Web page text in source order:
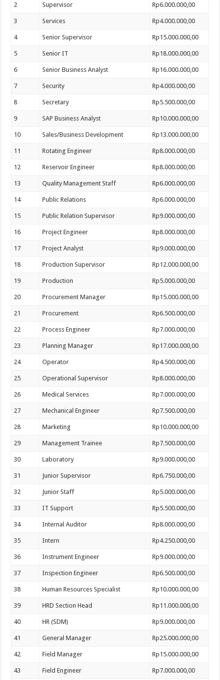
2 Supervisor Rp6.000.000,00
3 Services Rp4.000.000,00
4 Senior Supervisor Rp15.000.000,00
5 Senior IT Rp18.000.000,00
6 Senior Business Analyst Rp16.000.000,00
7 Security Rp4.000.000,00
8 Secretary Rp5.500.000,00
9 SAP Business Analyst Rp10.000.000,00
10 Sales/Business Development Rp13.000.000,00
11 Rotating Engineer Rp8.000.000,00
12 Reservoir Engineer Rp8.000.000,00
13 Quality Management Staff Rp6.000.000,00
14 Public Relations Rp6.000.000,00
15 Public Relation Supervisor Rp9.000.000,00
16 Project Engineer Rp8.000.000,00
17 Project Analyst Rp9.000.000,00
18 Production Supervisor Rp12.000.000,00
19 Production Rp5.000.000,00
20 Procurement Manager Rp15.000.000,00
21 Procurement Rp6.500.000,00
22 Process Engineer Rp7.000.000,00
23 Planning Manager Rp17.000.000,00
24 Operator Rp4.500.000,00
25 Operational Supervisor Rp8.000.000,00
26 Medical Services Rp7.000.000,00
27 Mechanical Engineer Rp7.500.000,00
28 Marketing Rp10.000.000,00
29 Management Trainee Rp7.500.000,00
30 Laboratory Rp9.000.000,00
31 Junior Supervisor Rp6.750.000,00
32 Junior Staff Rp5.000.000,00
33 IT Support Rp5.500.000,00
34 Internal Auditor Rp8.000.000,00
35 Intern Rp4.250.000,00
36 Instrument Engineer Rp9.000.000,00
37 Inspection Engineer Rp6.500.000,00
38 Human Resources Specialist Rp10.000.000,00
39 HRD Section Head Rp11.000.000,00
40 HR (SDM) Rp9.000.000,00
41 General Manager Rp25.000.000,00
42 Field Manager Rp15.000.000,00
43 Field Engineer Rp7.000.000,00